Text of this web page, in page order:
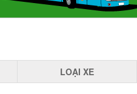
LOẠI XE